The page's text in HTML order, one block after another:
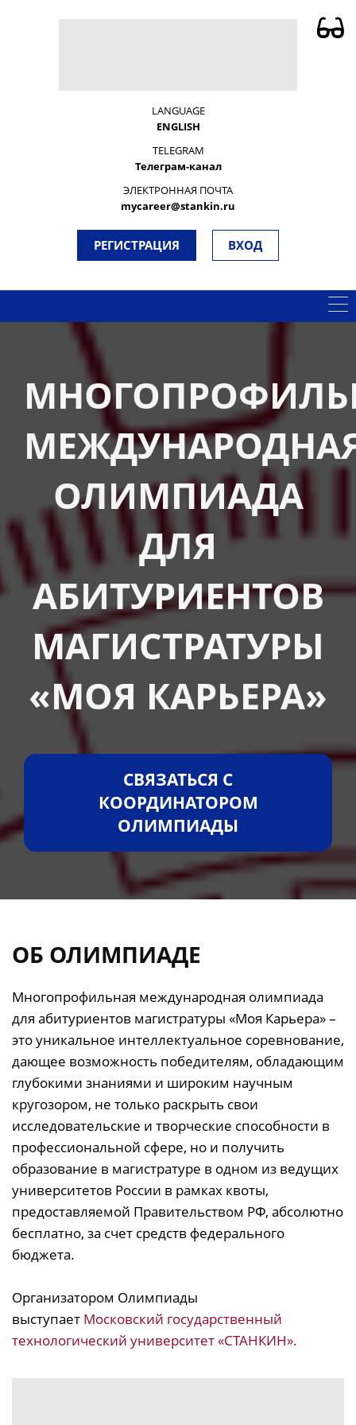
LANGUAGE
ENGLISH
TELEGRAM
Телеграм-канал
ЭЛЕКТРОННАЯ ПОЧТА
mycareer@stankin.ru
РЕГИСТРАЦИЯ ВХОД
ОЛИМПИАДА
ДЛЯ
АБИТУРИЕНТОВ
МАГИСТРАТУРЫ
«МОЯ КАРЬЕРА»
СВЯЗАТЬСЯ С
КООРДИНАТОРОМ
ОЛИМПИАДЫ
ОБ ОЛИМПИАДЕ
Многопрофильная международная олимпиада
для абитуриентов магистратуры «Моя Карьера» –
это уникальное интеллектуальное соревнование,
дающее возможность победителям, обладающим
глубокими знаниями и широким научным
кругозором, не только раскрыть свои
исследовательские и творческие способности в
профессиональной сфере, но и получить
образование в магистратуре в одном из ведущих
университетов России в рамках квоты,
предоставляемой Правительством РФ, абсолютно
бесплатно, за счет средств федерального
бюджета.
Организатором Олимпиады
выступает Московский государственный
технологический университет «СТАНКИН».